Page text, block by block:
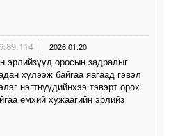
2026.01.20
эрлийзүүд оросын задралыг
хүлээж байгаа яагаад гэвэл
нэгтнүүдийнхээ тэвэрт орох
өмхий хужаагийн эрлийз